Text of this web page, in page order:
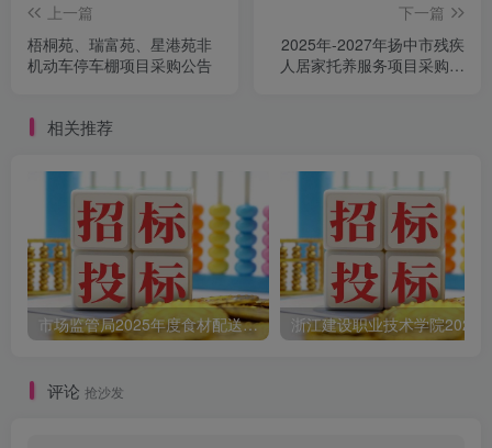
上一篇
梧桐苑、瑞富苑、星港苑非
机动车停车棚项目采购公告
下一篇
2025年-2027年扬中市残疾
人居家托养服务项目采购公
相关推荐
市场监管局2025年度食材配送采购公告
评论 抢沙发